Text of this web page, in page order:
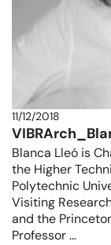
11/12/2018
Blanca Lleó is
the Higher
Polytechnic
Visiting
and the
Professor …